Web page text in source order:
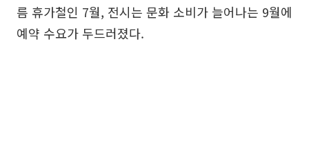
름 휴가철인 7월, 전시는 문화 소비가 늘어나는 9월에
예약 수요가 두드러졌다.